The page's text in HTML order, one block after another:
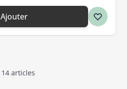
Ajouter
14articles